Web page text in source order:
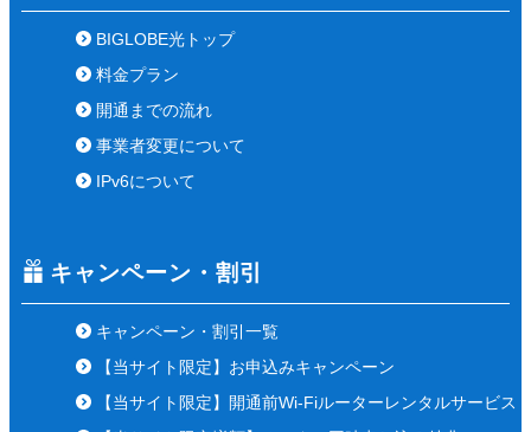
BIGLOBE光トップ
料金プラン
開通までの流れ
事業者変更について
IPv6について
キャンペーン・割引
キャンペーン・割引一覧
【当サイト限定】お申込みキャンペーン
【当サイト限定】開通前Wi-Fiルーターレンタルサービス